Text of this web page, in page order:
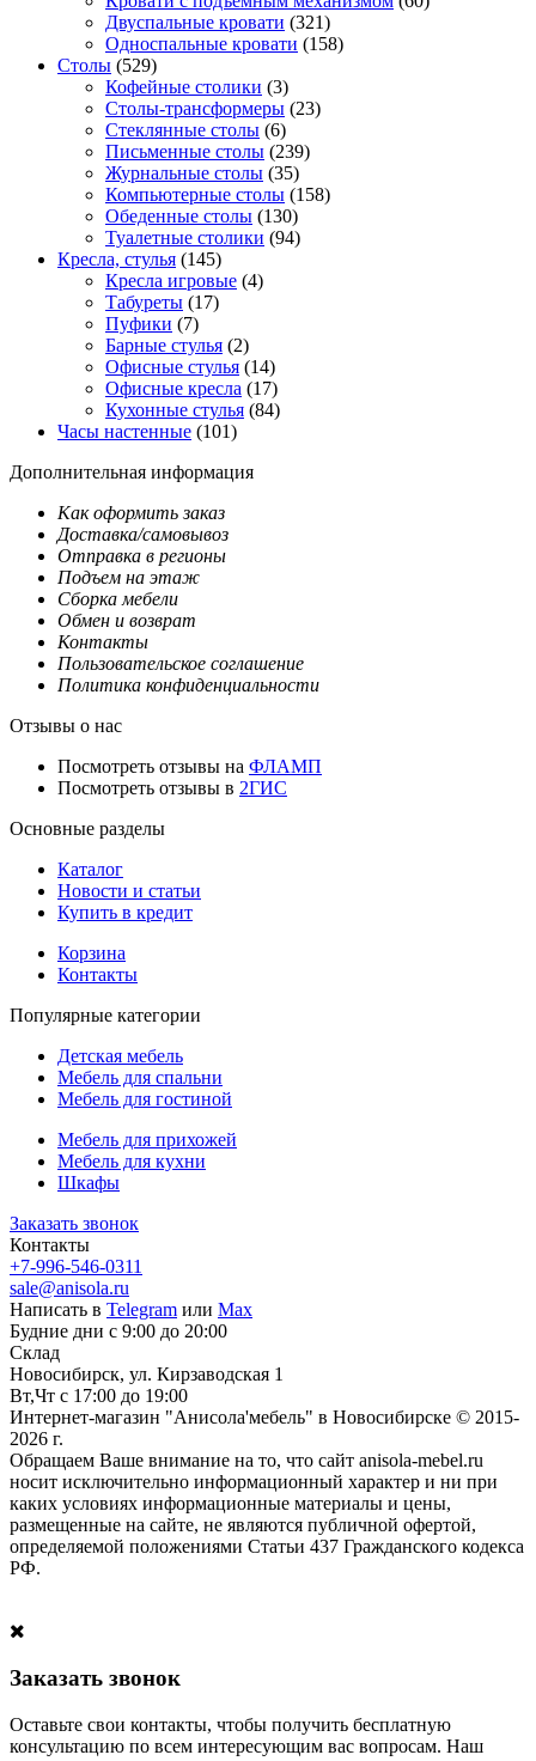
Двуспальные кровати (321)
Односпальные кровати (158)
Столы (529)
Кофейные столики (3)
Столы-трансформеры (23)
Стеклянные столы (6)
Письменные столы (239)
Журнальные столы (35)
Компьютерные столы (158)
Обеденные столы (130)
Туалетные столики (94)
Кресла, стулья (145)
Кресла игровые (4)
Табуреты (17)
Пуфики (7)
Барные стулья (2)
Офисные стулья (14)
Офисные кресла (17)
Кухонные стулья (84)
Часы настенные (101)
Дополнительная информация
Как оформить заказ
Доставка/самовывоз
Отправка в регионы
Подъем на этаж
Сборка мебели
Обмен и возврат
Контакты
Пользовательское соглашение
Политика конфиденциальности
Отзывы о нас
Посмотреть отзывы на ФЛАМП
Посмотреть отзывы в 2ГИС
Основные разделы
Каталог
Новости и статьи
Купить в кредит
Корзина
Контакты
Популярные категории
Детская мебель
Мебель для спальни
Мебель для гостиной
Мебель для прихожей
Мебель для кухни
Шкафы
Заказать звонок
Контакты
+7-996-546-0311
sale@anisola.ru
Написать в Telegram или Max
Будние дни с 9:00 до 20:00
Склад
Новосибирск, ул. Кирзаводская 1
Вт,Чт с 17:00 до 19:00
Интернет-магазин "Анисола'мебель" в Новосибирске © 2015-
2026 г.
Обращаем Ваше внимание на то, что сайт anisola-mebel.ru
носит исключительно информационный характер и ни при
каких условиях информационные материалы и цены,
размещенные на сайте, не являются публичной офертой,
определяемой положениями Статьи 437 Гражданского кодекса
РФ.
Заказать звонок
Оставьте свои контакты, чтобы получить бесплатную
консультацию по всем интересующим вас вопросам. Наш